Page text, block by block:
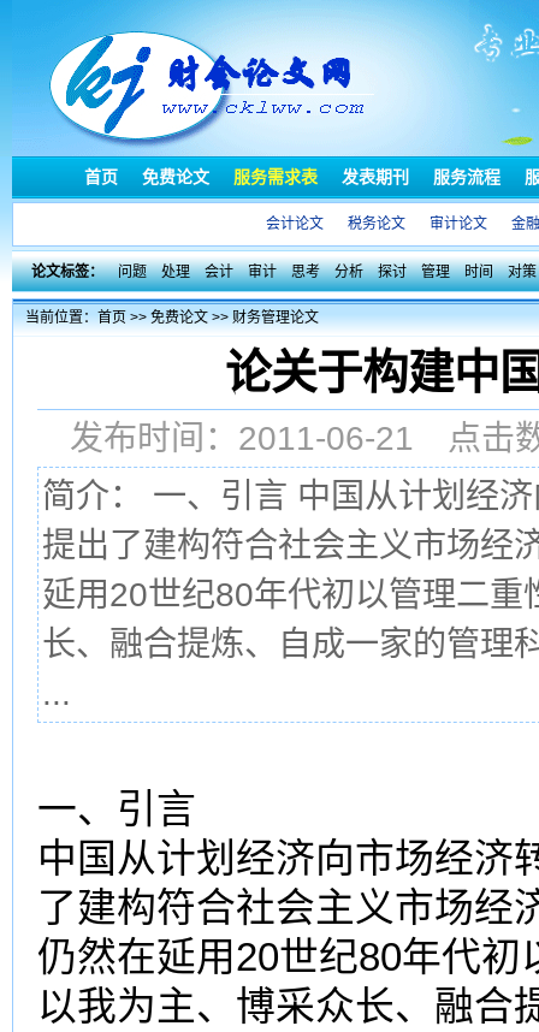
首页 免费论文 服务需求表 发表期刊 服务流程
会计论文 税务论文 审计论文 金
论文标签： 问题 处理 会计 审计 思考 分析 探讨 管理 时间 对策
当前位置：首页>>免费论文>>财务管理论文
论关于构建中
发布时间：2011-06-21 点
简介： 一、引言 中国从计划经
提出了建构符合社会主义市场经
延用20世纪80年代初以管理二
长、融合提炼、自成一家的管理
...
一、引言
中国从计划经济向市场经济
了建构符合社会主义市场经
仍然在延用20世纪80年代
以我为主、博采众长、融合